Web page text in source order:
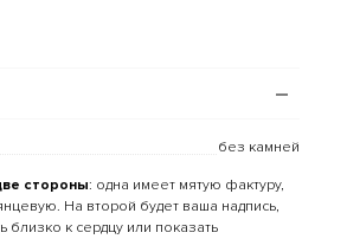
без камней
стороны: одна имеет мятую фактуру,
На второй будет ваша надпись,
близко к сердцу или показать